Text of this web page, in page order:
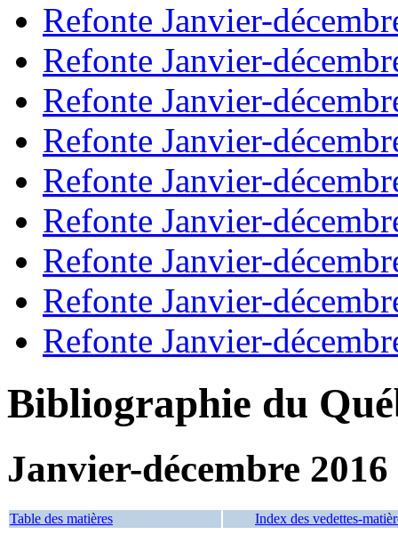
Refonte Janvier-
Refonte Janvier-
Refonte Janvier-
Refonte Janvier-
Refonte Janvier-
Refonte Janvier-
Refonte Janvier-
Refonte Janvier-
Refonte Janvier-
Bibliographie du
Janvier-décembre 2016
Table des matières Index des vedettes-